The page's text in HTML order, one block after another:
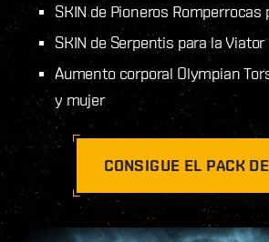
SKIN de Pioneros Romperrocas
SKIN de Serpentis para la Viator
Aumento corporal Olympian
y mujer
CONSIGUE EL PACK